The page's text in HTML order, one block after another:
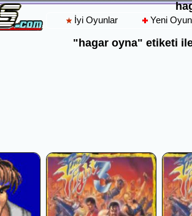
İyi Oyunlar Yeni
"hagar oyna" etiketi